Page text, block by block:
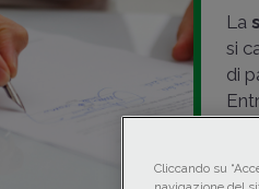
La
si
di
Cliccando su